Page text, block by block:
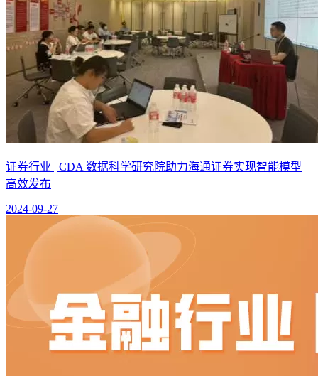
证券行业 | CDA 数据科学研究院助力海通证券实现智能模型
高效发布
2024-09-27